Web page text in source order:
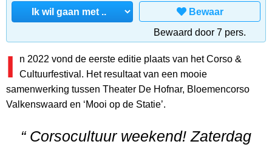
Bewaar
Bewaard door 7 pers.
I
n 2022 vond de eerste editie plaats van het Corso &
Cultuurfestival. Het resultaat van een mooie
samenwerking tussen Theater De Hofnar, Bloemencorso
Valkenswaard en ‘Mooi op de Statie’.
“ Corsocultuur weekend! Zaterdag